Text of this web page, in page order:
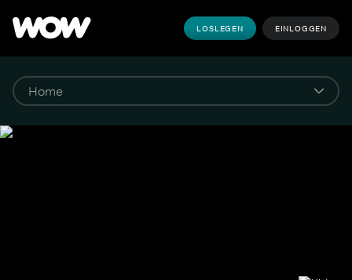
LOSLEGEN EINLOGGEN